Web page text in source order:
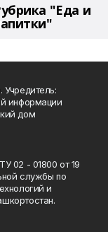
"Еда и
информации
дом
02 - 01800 от 19
службы по
и